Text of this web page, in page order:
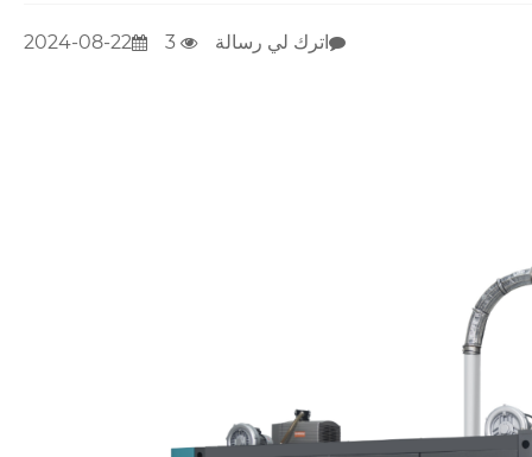
2024-08-22 اترك لي رسالة